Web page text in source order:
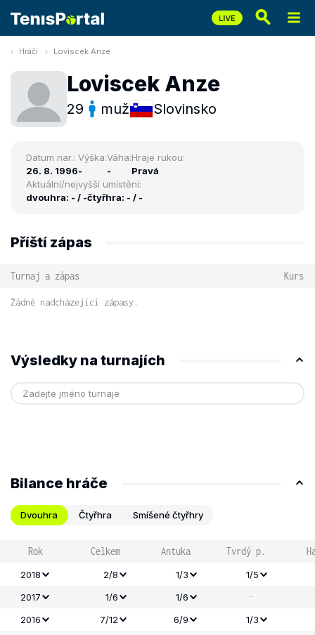
Hráči Loviscek Anze
Loviscek Anze
29 muž Slovinsko
Datum nar.:
26. 8. 1996
Výška:
-
Váha:
-
Hraje rukou:
Pravá
Aktuální/nejvyšší umístění:
dvouhra: - / -čtyřhra: - / -
Příští zápas
Turnaj a zápas Kurs
Žádné nadcházející zápasy.
Výsledky na turnajích
Bilance hráče
Dvouhra Čtyřhra Smíšené čtyřhry
Rok Celkem Antuka Tvrdý p.
2018 2/8 1/3
1/5
2017
1/6 1/6 -
2016 7/12 6/9
1/3